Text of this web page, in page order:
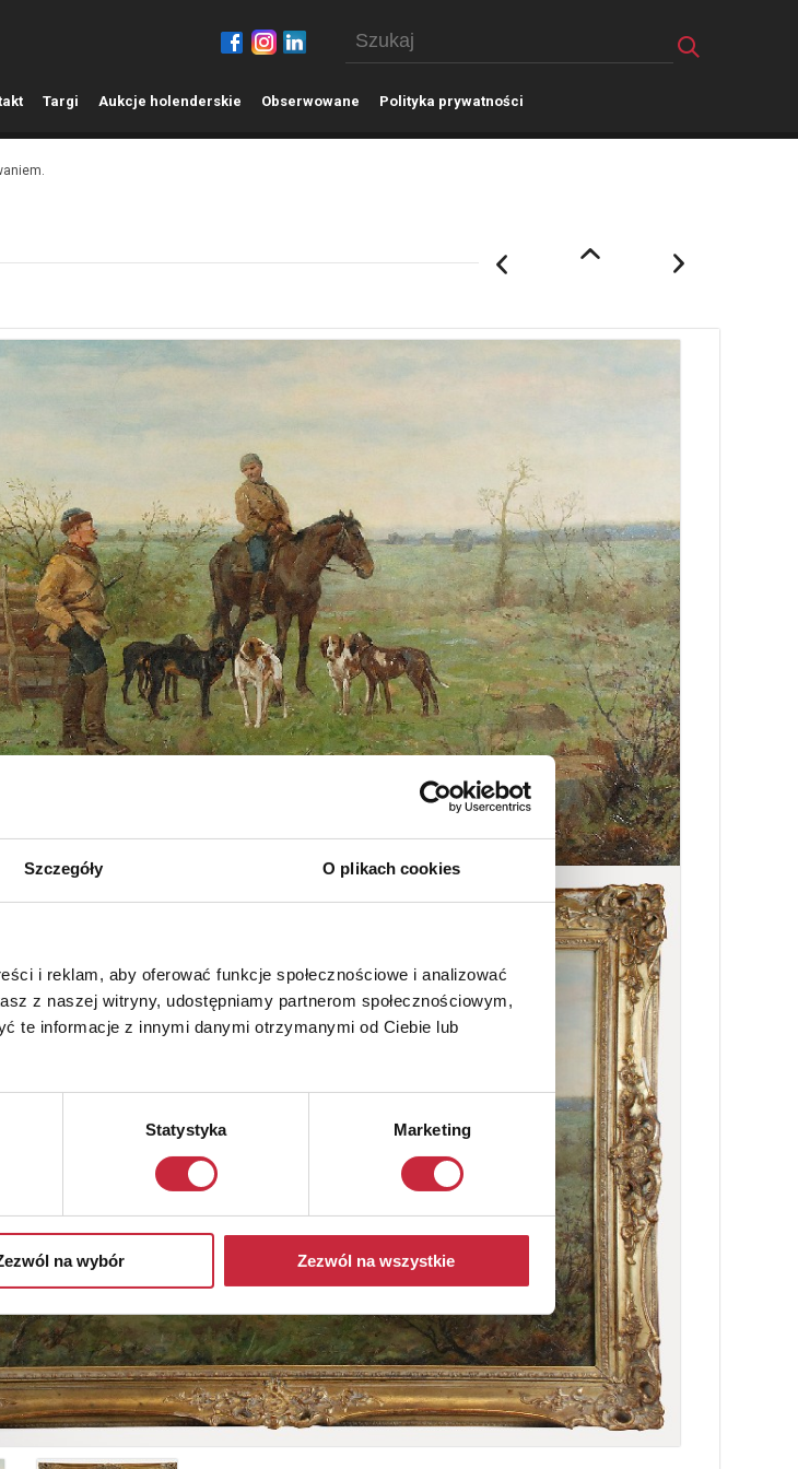
Szczegóły O plikach cookies
i reklam, aby oferować funkcje społecznościowe i analizować
z naszej witryny, udostępniamy partnerom społecznościowym,
te informacje z innymi danymi otrzymanymi od Ciebie lub
Statystyka Marketing
na wybór Zezwól na wszystkie
Targi Aukcje holenderskie Obserwowane Polityka prywatności